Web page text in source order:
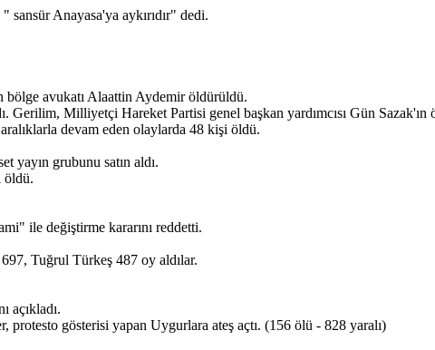
sansür Anayasa'ya aykırıdır" dedi.
bölge avukatı Alaattin Aydemir öldürüldü.
Milliyetçi Hareket Partisi genel başkan yardımcısı Gün Sazak'ın
devam eden olaylarda 48 kişi öldü.
yayın grubunu satın aldı.
öldü.
ile değiştirme kararını reddetti.
Tuğrul Türkeş 487 oy aldılar.
açıkladı.
protesto gösterisi yapan Uygurlara ateş açtı. (156 ölü - 828 yaralı)